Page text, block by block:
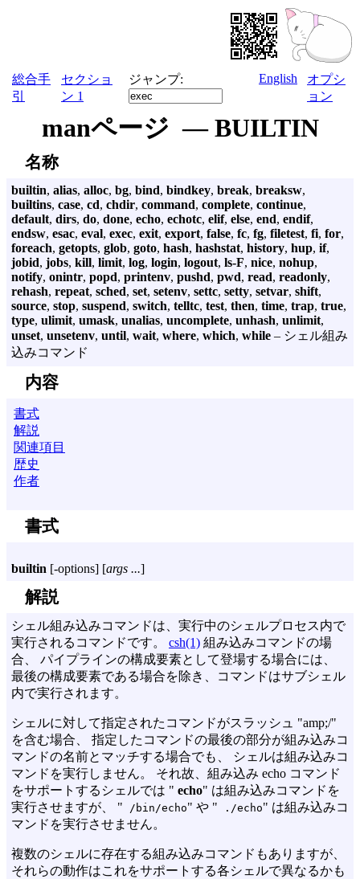
総合手
引
セクショ
ン 1
ジャンプ: English
オプシ
ョン
manページ — BUILTIN
名称
builtin, alias, alloc, bg, bind, bindkey, break, breaksw,
builtins, case, cd, chdir, command, complete, continue,
default, dirs, do, done, echo, echotc, elif, else, end, endif,
endsw, esac, eval, exec, exit, export, false, fc, fg, filetest, fi, for,
foreach, getopts, glob, goto, hash, hashstat, history, hup, if,
jobid, jobs, kill, limit, log, login, logout, ls-F, nice, nohup,
notify, onintr, popd, printenv, pushd, pwd, read, readonly,
rehash, repeat, sched, set, setenv, settc, setty, setvar, shift,
source, stop, suspend, switch, telltc, test, then, time, trap, true,
type, ulimit, umask, unalias, uncomplete, unhash, unlimit,
unset, unsetenv, until, wait, where, which, while – シェル組み
込みコマンド
内容
書式
解説
関連項目
歴史
作者
書式
builtin [-options] [args ...]
解説
シェル組み込みコマンドは、実行中のシェルプロセス内で
実行されるコマンドです。 csh(1) 組み込みコマンドの場
合、 パイプラインの構成要素として登場する場合には、
最後の構成要素である場合を除き、コマンドはサブシェル
内で実行されます。
シェルに対して指定されたコマンドがスラッシュ "amp;/"
を含む場合、 指定したコマンドの最後の部分が組み込みコ
マンドの名前とマッチする場合でも、 シェルは組み込みコ
マンドを実行しません。 それ故、組み込み echo コマンド
をサポートするシェルでは " echo" は組み込みコマンドを
実行させますが、 " /bin/echo" や " ./echo" は組み込みコ
マンドを実行させません。
複数のシェルに存在する組み込みコマンドもありますが、
それらの動作はこれをサポートする各シェルで異なるかも